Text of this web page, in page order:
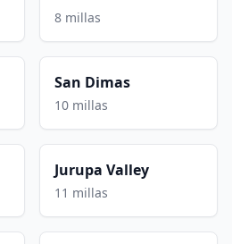
8 millas
San Dimas
10 millas
Jurupa Valley
11 millas